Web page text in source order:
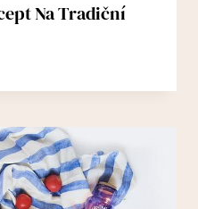
Na Tradiční